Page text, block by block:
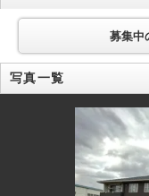
募集中
写真一覧